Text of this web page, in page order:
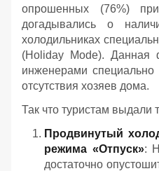
опрошенных (76%)
догадывались о
холодильниках
(Holiday Mode). Данная
инженерами
отсутствия хозяев дома.
Так что туристам выдали
Продвинутый
режима «Отпуск»:
достаточно